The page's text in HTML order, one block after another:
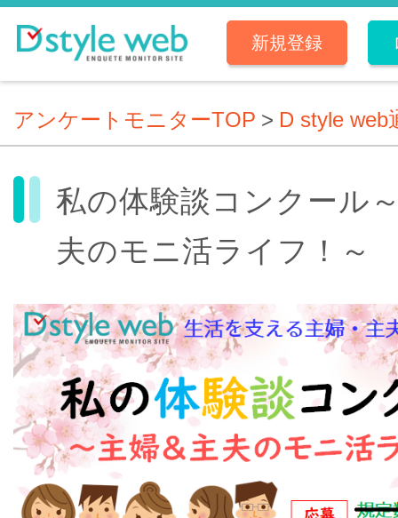
新規登録
アンケートモニターTOP > D style web
私の体験談コンクール
夫のモニ活ライフ！～